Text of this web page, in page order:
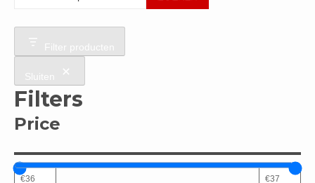
Filter producten
Sluiten
Filters
Price